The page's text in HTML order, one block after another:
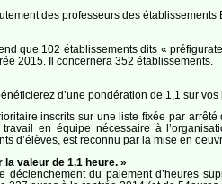
des professeurs des
que 102 établissements dits «
2015. Il concernera 352 établissements.
d’une pondération de 1,1 sur
inscrits sur une liste fixée par
travail en équipe nécessaire à
d’élèves, est reconnu par la mise en
la valeur de 1.1 heure. »
déclenchement du paiement d’heures